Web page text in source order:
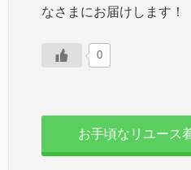
なさまにお届けします！
0
お手頃なリユース